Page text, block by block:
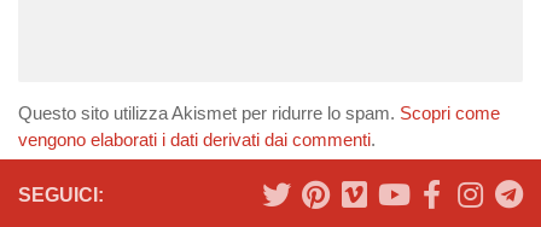
Questo sito utilizza Akismet per ridurre lo spam. Scopri come
vengono elaborati i dati derivati dai commenti.
SEGUICI: